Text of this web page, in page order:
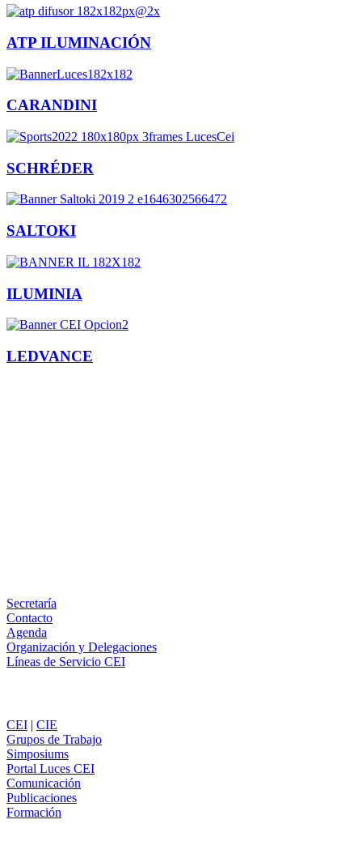
ATP ILUMINACIÓN
CARANDINI
SCHRÉDER
SALTOKI
ILUMINIA
LEDVANCE
Secretaría
Contacto
Agenda
Organización y Delegaciones
Líneas de Servicio CEI
CEI | CIE
Grupos de Trabajo
Simposiums
Portal Luces CEI
Comunicación
Publicaciones
Formación